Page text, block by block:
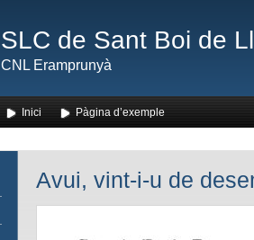
SLC de Sant Boi de
CNL Eramprunyà
Inici Pàgina d’exemple
Avui, vint-i-u de